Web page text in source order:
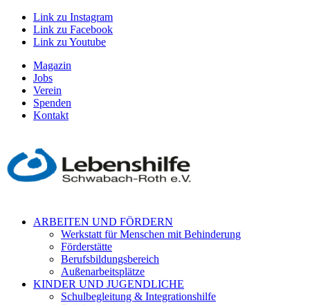
Link zu Instagram
Link zu Facebook
Link zu Youtube
Magazin
Jobs
Verein
Spenden
Kontakt
ARBEITEN UND FÖRDERN
Werkstatt für Menschen mit Behinderung
Förderstätte
Berufsbildungsbereich
Außenarbeitsplätze
KINDER UND JUGENDLICHE
Schulbegleitung & Integrationshilfe